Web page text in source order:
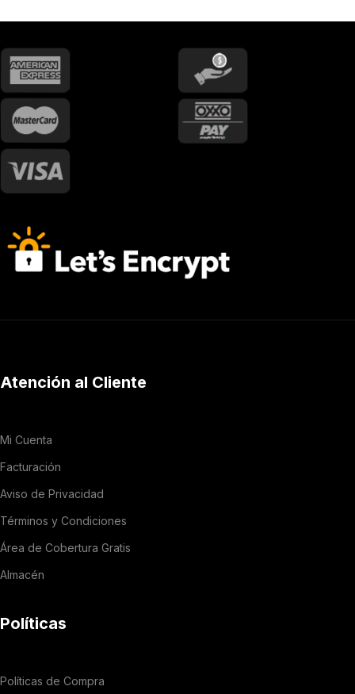
Atención al Cliente
Mi Cuenta
Facturación
Aviso de Privacidad
Términos y Condiciones
Área de Cobertura Gratis
Almacén
Políticas
Políticas de Compra